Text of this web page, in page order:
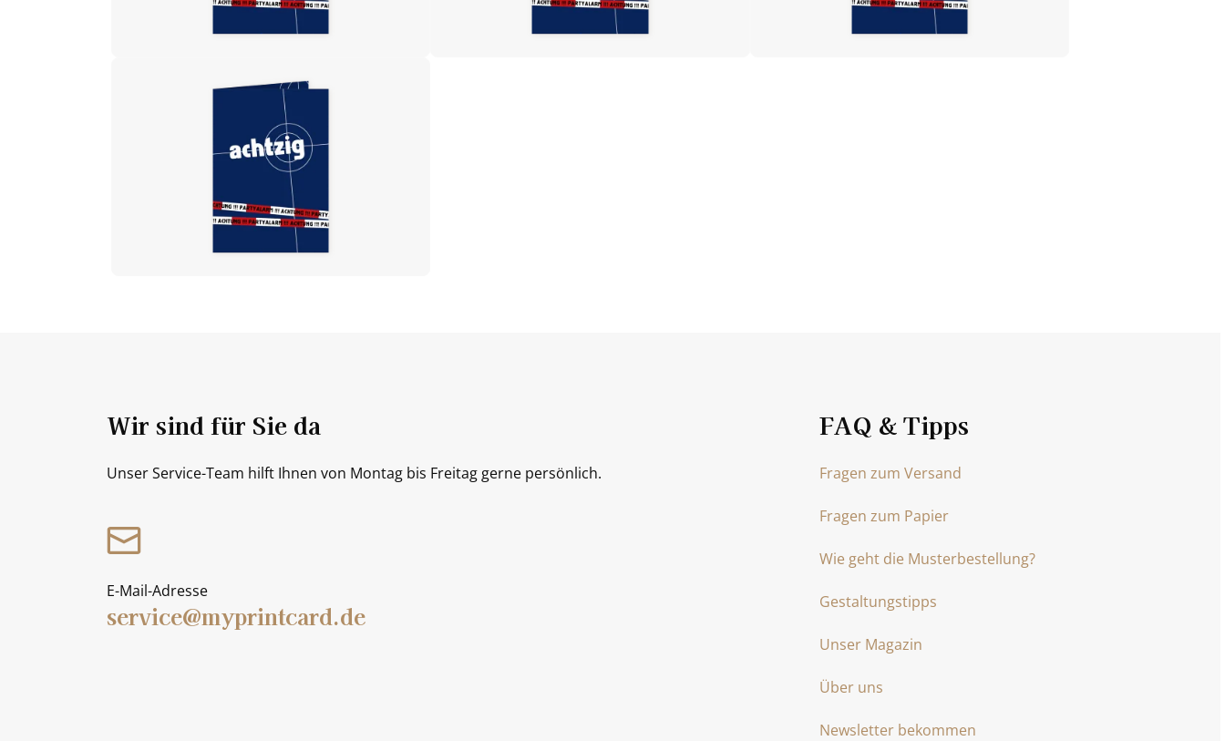
FAQ & Tipps
Fragen zum Versand
Fragen zum Papier
Wie geht die Musterbestellung?
Gestaltungstipps
Unser Magazin
Über uns
Newsletter bekommen
Wir sind für Sie da
Unser Service-Team hilft Ihnen von Montag bis Freitag gerne persönlich.
E-Mail-Adresse
service@myprintcard.de